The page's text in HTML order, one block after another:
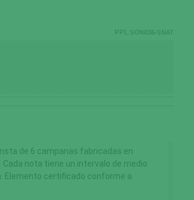
PPL.SON036-SNAT
de 6 campanas fabricadas en
nota tiene un intervalo de medio
Elemento certificado conforme a